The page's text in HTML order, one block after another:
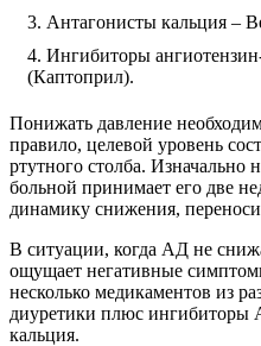
Антагонисты кальция –
Ингибиторы
(Каптоприл).
Понижать давление
правило, целевой уровень
ртутного столба. Изначально
больной принимает его две
динамику снижения,
В ситуации, когда АД не
ощущает негативные
несколько медикаментов из
диуретики плюс
кальция.